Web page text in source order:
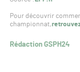
Pour découvrir
championnat,
Rédaction GSPH24